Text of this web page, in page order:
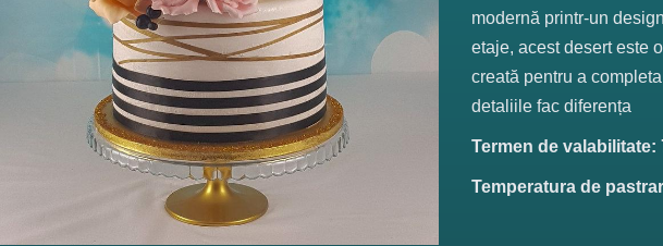
modernă printr-un
etaje, acest desert este
creată pentru a
detaliile fac diferența
Termen de valabilitate:
Temperatura de